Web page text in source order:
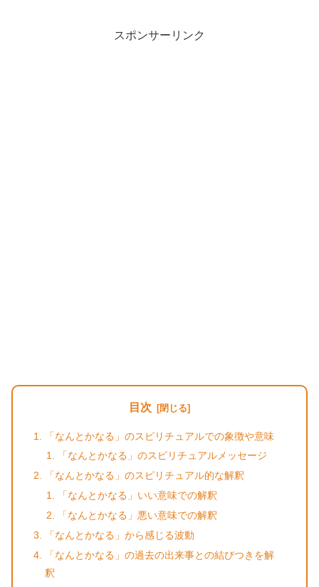
スポンサーリンク
目次
「なんとかなる」のスピリチュアルでの象徴や意味
「なんとかなる」のスピリチュアルメッセージ
「なんとかなる」のスピリチュアル的な解釈
「なんとかなる」いい意味での解釈
「なんとかなる」悪い意味での解釈
「なんとかなる」から感じる波動
「なんとかなる」の過去の出来事との結びつきを解
釈